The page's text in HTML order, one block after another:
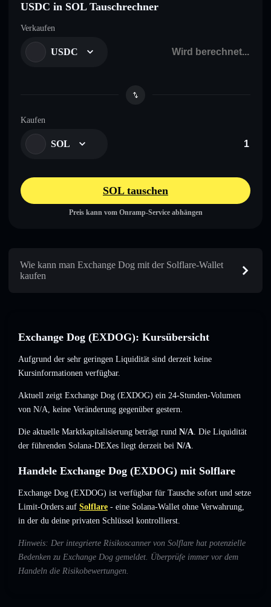
USDC in SOL Tauschrechner
Verkaufen
USDC
Kaufen
SOL
SOL tauschen
Preis kann vom Onramp-Service abhängen
Wie kann man Exchange Dog mit der Solflare-Wallet
kaufen
Exchange Dog (EXDOG): Kursübersicht
Aufgrund der sehr geringen Liquidität sind derzeit keine
Kursinformationen verfügbar.
Aktuell zeigt Exchange Dog (EXDOG) ein 24-Stunden-Volumen
von N/A, keine Veränderung gegenüber gestern.
Die aktuelle Marktkapitalisierung beträgt rund N/A. Die Liquidität
der führenden Solana-DEXes liegt derzeit bei N/A.
Handele Exchange Dog (EXDOG) mit Solflare
Exchange Dog (EXDOG) ist verfügbar für Tausche sofort und setze
Limit-Orders auf Solflare - eine Solana-Wallet ohne Verwahrung,
in der du deine privaten Schlüssel kontrollierst.
Hinweis: Der integrierte Risikoscanner von Solflare hat potenzielle
Bedenken zu Exchange Dog gemeldet. Überprüfe immer vor dem
Handeln die Risikobewertungen.